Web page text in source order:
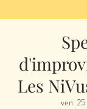
Les
ven.